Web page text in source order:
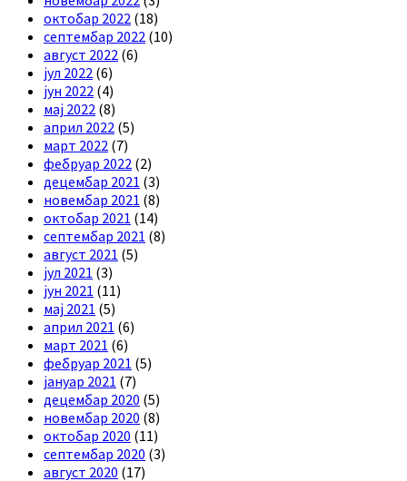
октобар 2022 (18)
септембар 2022 (10)
август 2022 (6)
јул 2022 (6)
јун 2022 (4)
мај 2022 (8)
април 2022 (5)
март 2022 (7)
фебруар 2022 (2)
децембар 2021 (3)
новембар 2021 (8)
октобар 2021 (14)
септембар 2021 (8)
август 2021 (5)
јул 2021 (3)
јун 2021 (11)
мај 2021 (5)
април 2021 (6)
март 2021 (6)
фебруар 2021 (5)
јануар 2021 (7)
децембар 2020 (5)
новембар 2020 (8)
октобар 2020 (11)
септембар 2020 (3)
август 2020 (17)